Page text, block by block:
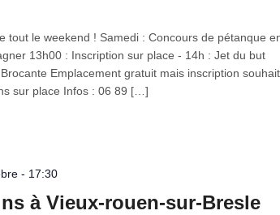
tout le weekend ! Samedi : Concours de pétanque
13h00 : Inscription sur place - 14h : Jet du but
Emplacement gratuit mais inscription
sur place Infos : 06 89 […]
- 17:30
à Vieux-rouen-sur-Bresle